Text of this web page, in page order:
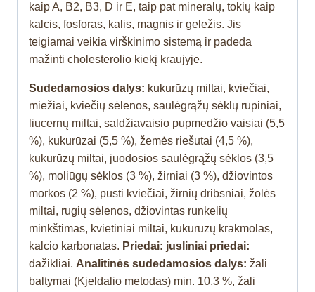
kaip A, B2, B3, D ir E, taip pat mineralų, tokių kaip
kalcis, fosforas, kalis, magnis ir geležis. Jis
teigiamai veikia virškinimo sistemą ir padeda
mažinti cholesterolio kiekį kraujyje.
Sudedamosios dalys: kukurūzų miltai, kviečiai,
miežiai, kviečių sėlenos, saulėgrąžų sėklų rupiniai,
liucernų miltai, saldžiavaisio pupmedžio vaisiai (5,5
%), kukurūzai (5,5 %), žemės riešutai (4,5 %),
kukurūzų miltai, juodosios saulėgrąžų sėklos (3,5
%), moliūgų sėklos (3 %), žirniai (3 %), džiovintos
morkos (2 %), pūsti kviečiai, žirnių dribsniai, žolės
miltai, rugių sėlenos, džiovintas runkelių
minkštimas, kvietiniai miltai, kukurūzų krakmolas,
kalcio karbonatas. Priedai: jusliniai priedai:
dažikliai. Analitinės sudedamosios dalys: žali
baltymai (Kjeldalio metodas) min. 10,3 %, žali